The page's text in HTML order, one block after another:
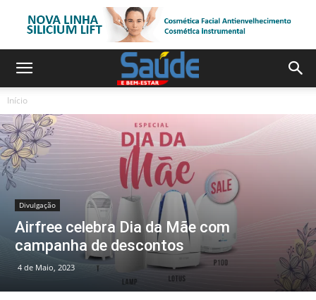
Início
Divulgação
Airfree celebra Dia da Mãe com
campanha de descontos
4 de Maio, 2023